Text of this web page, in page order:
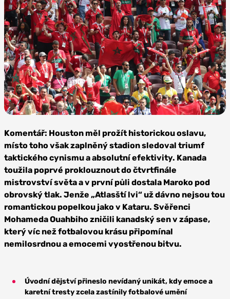
Depositphotos
Komentář: Houston měl prožít historickou oslavu,
místo toho však zaplněný stadion sledoval triumf
taktického cynismu a absolutní efektivity. Kanada
toužila poprvé proklouznout do čtvrtfinále
mistrovství světa a v první půli dostala Maroko pod
obrovský tlak. Jenže „Atlasští lvi“ už dávno nejsou tou
romantickou popelkou jako v Kataru. Svěřenci
Mohameda Ouahbiho zničili kanadský sen v zápase,
který víc než fotbalovou krásu připomínal
nemilosrdnou a emocemi vyostřenou bitvu.
Úvodní dějství přineslo nevídaný unikát, kdy emoce a
karetní tresty zcela zastínily fotbalové umění